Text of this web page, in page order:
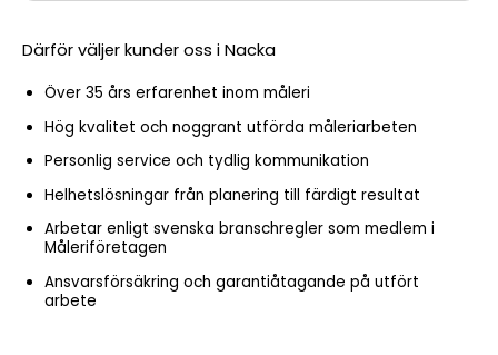
Därför väljer kunder oss i Nacka
Över 35 års erfarenhet inom måleri
Hög kvalitet och noggrant utförda måleriarbeten
Personlig service och tydlig kommunikation
Helhetslösningar från planering till färdigt resultat
Arbetar enligt svenska branschregler som medlem i
Måleriföretagen
Ansvarsförsäkring och garantiåtagande på utfört
arbete